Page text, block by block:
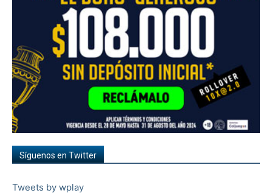
Síguenos en Twitter
Tweets by wplay